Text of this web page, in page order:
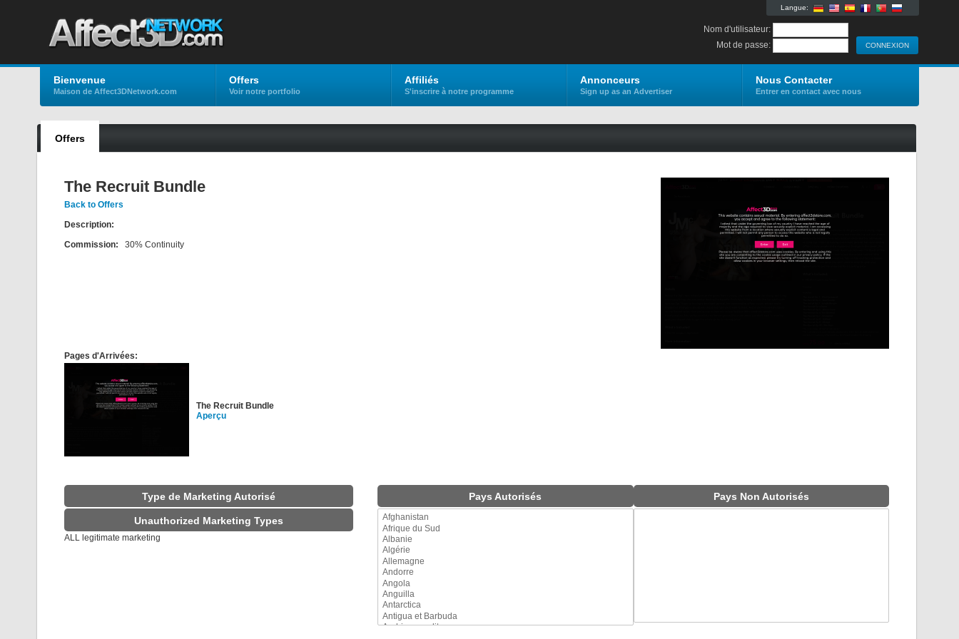
Langue:
Nom d'utilisateur:
Mot de passe:
Bienvenue
Maison de Affect3DNetwork.com
Offers
Voir notre portfolio
Affiliés
S'inscrire à notre programme
Annonceurs
Sign up as an Advertiser
Nous Contacter
Entrer en contact avec nous
Offers
The Recruit Bundle
Back to Offers
Description:
Commission: 30% Continuity
Pages d'Arrivées:
The Recruit Bundle
Aperçu
Type de Marketing Autorisé
Unauthorized Marketing Types
ALL legitimate marketing
Pays Non Autorisés
Pays Autorisés